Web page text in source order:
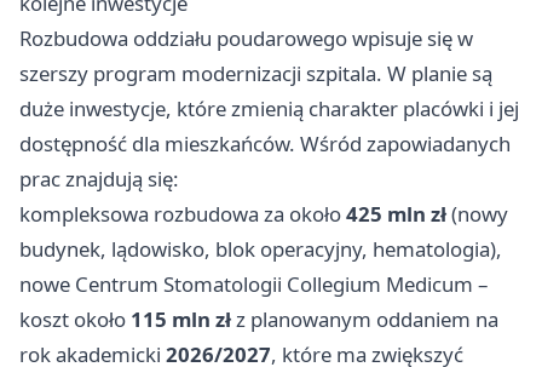
Rozbudowa oddziału poudarowego wpisuje się w
szerszy program modernizacji szpitala. W planie są
duże inwestycje, które zmienią charakter placówki i jej
dostępność dla mieszkańców. Wśród zapowiadanych
prac znajdują się:
kompleksowa rozbudowa za około425 mln zł(nowy
budynek, lądowisko, blok operacyjny, hematologia),
nowe Centrum Stomatologii Collegium Medicum –
koszt około 115 mln złz planowanym oddaniem na
rok akademicki 2026/2027, które ma zwiększyć